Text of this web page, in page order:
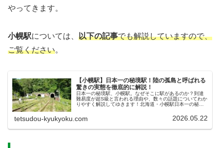
やってきます。
小幌駅については、 以下の記事でも解説していますので、
ご覧ください。
【小幌駅】日本一の秘境駅！陸の孤島と呼ばれる
驚きの実態を徹底的に解説！
日本一の秘境駅、小幌駅。なぜそこに駅があるのか？到達
難易度が超S級と言われる理由や、数々の話題についてわか
りやすく解説してゆきます！北海道・小幌駅日本一の秘境
tetsudou-kyukyoku.com 2026.05.22